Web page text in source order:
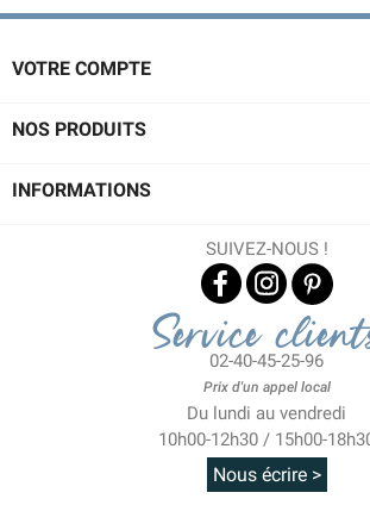
VOTRE COMPTE
NOS PRODUITS
INFORMATIONS
SUIVEZ-NOUS !
Service
02-40-45-25-96
Prix d'un appel local
Du lundi au vendredi
10h00-12h30 / 15h00-
Nous écrire >